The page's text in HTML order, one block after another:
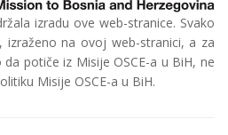
izradu ove web-stranice. Svako
izraženo na ovoj web-stranici, a za
potiče iz Misije OSCE-a u BiH, ne
Misije OSCE-a u BiH.